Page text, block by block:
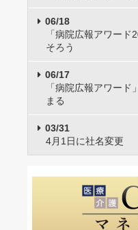
06/18
「病院広報アワー
そろう
06/17
「病院広報アワー
まる
03/31
4月1日に社名変更